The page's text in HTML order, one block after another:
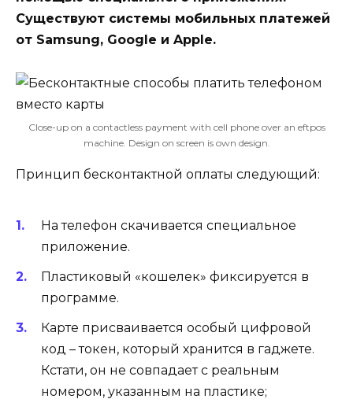
Существуют системы мобильных платежей
от Samsung, Google и Apple.
Close-up on a contactless payment with cell phone over an eftpos
machine. Design on screen is own design.
Принцип бесконтактной оплаты следующий:
На телефон скачивается специальное
приложение.
Пластиковый «кошелек» фиксируется в
программе.
Карте присваивается особый цифровой
код – токен, который хранится в гаджете.
Кстати, он не совпадает с реальным
номером, указанным на пластике;